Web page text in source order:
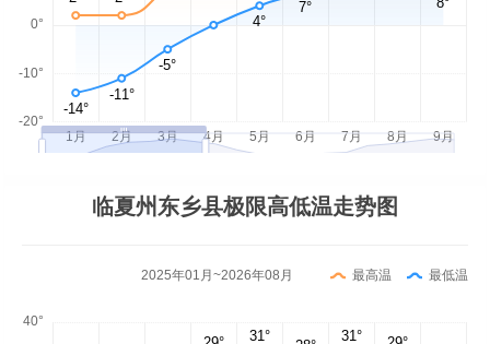
临夏州东乡县极限高低温走势图
2025年01月~2026年08月 最高温 最低温